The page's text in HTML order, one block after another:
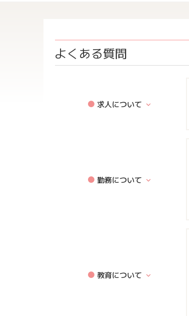
よくある質問
求人について
勤務について
教育について